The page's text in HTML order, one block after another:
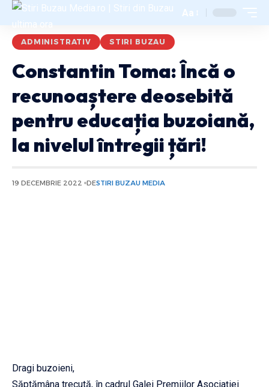
Aa
ADMINISTRATIV STIRI BUZAU
Constantin Toma: Încă o
recunoaștere deosebită
pentru educația buzoiană,
la nivelul întregii țări!
19 DECEMBRIE 2022 DESTIRI BUZAU MEDIA
Dragi buzoieni,
Săptămâna trecută, în cadrul Galei Premiilor Asociației